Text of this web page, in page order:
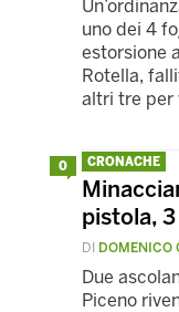
uno dei 4
estorsione
Rotella,
altri tre per
0 CRONACHE
pistola,
DI DOMENICO
Due
Piceno